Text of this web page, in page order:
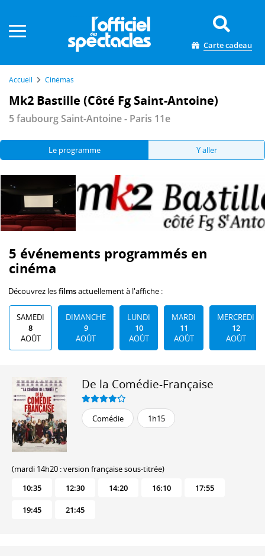
Carte cadeau
Accueil Cinémas
Mk2 Bastille (Côté Fg Saint-Antoine)
5 faubourg Saint-Antoine - Paris 11e
Le programme Y aller
5 événements programmés en
cinéma
Découvrez lesfilmsactuellement à l'affiche :
SAMEDI
8
AOÛT
DIMANCHE
9
AOÛT
LUNDI
10
AOÛT
MARDI
11
AOÛT
MERCREDI
12
AOÛT
De la Comédie-Française
Comédie 1h15
(mardi 14h20 : version française sous-titrée)
10:35
12:30 14:20 16:10 17:55
19:45 21:45